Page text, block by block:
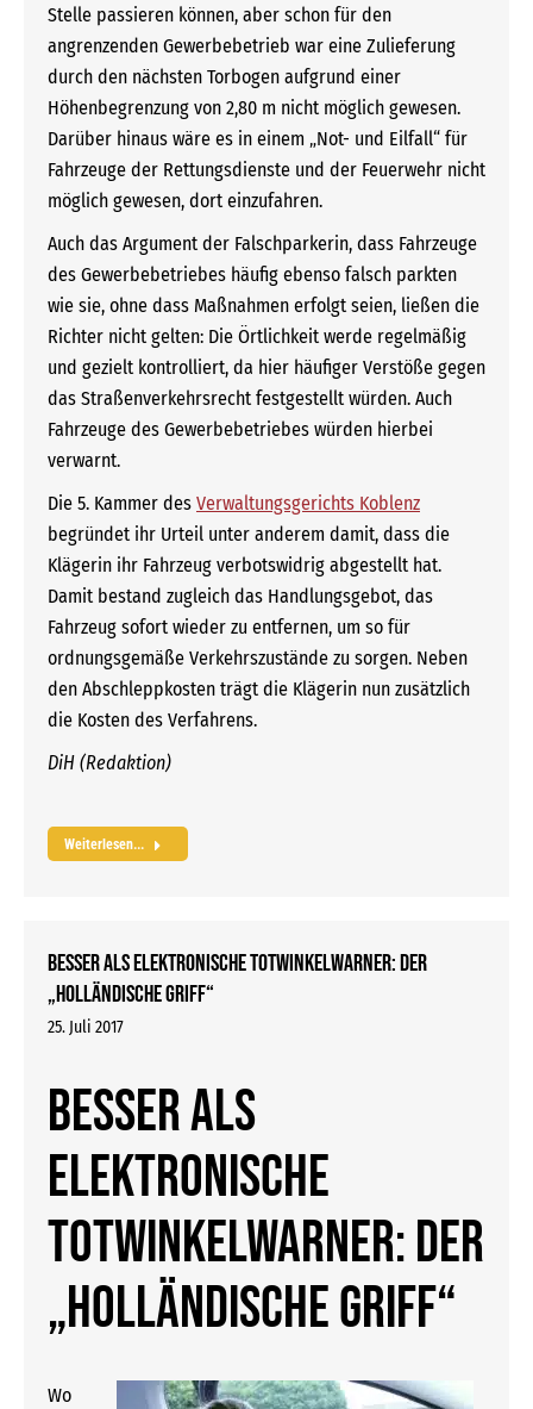
Stelle passieren können, aber schon für den
angrenzenden Gewerbebetrieb war eine Zulieferung
durch den nächsten Torbogen aufgrund einer
Höhenbegrenzung von 2,80 m nicht möglich gewesen.
Darüber hinaus wäre es in einem „Not- und Eilfall“ für
Fahrzeuge der Rettungsdienste und der Feuerwehr nicht
möglich gewesen, dort einzufahren.
Auch das Argument der Falschparkerin, dass Fahrzeuge
des Gewerbebetriebes häufig ebenso falsch parkten
wie sie, ohne dass Maßnahmen erfolgt seien, ließen die
Richter nicht gelten: Die Örtlichkeit werde regelmäßig
und gezielt kontrolliert, da hier häufiger Verstöße gegen
das Straßenverkehrsrecht festgestellt würden. Auch
Fahrzeuge des Gewerbebetriebes würden hierbei
verwarnt.
Die 5. Kammer des Verwaltungsgerichts Koblenz
begründet ihr Urteil unter anderem damit, dass die
Klägerin ihr Fahrzeug verbotswidrig abgestellt hat.
Damit bestand zugleich das Handlungsgebot, das
Fahrzeug sofort wieder zu entfernen, um so für
ordnungsgemäße Verkehrszustände zu sorgen. Neben
den Abschleppkosten trägt die Klägerin nun zusätzlich
die Kosten des Verfahrens.
DiH (Redaktion)
Weiterlesen...
Besser als elektronische Totwinkelwarner: Der
„holländische Griff“
25. Juli 2017
Besser als
elektronische
Totwinkelwarner: Der
„holländische Griff“
Wo